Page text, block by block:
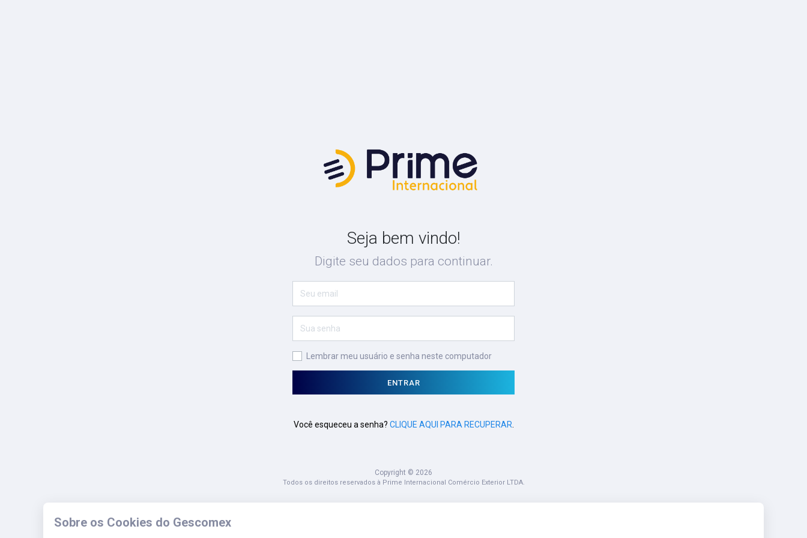
Seja bem vindo!
Digite seu dados para continuar.
Lembrar meu usuário e senha neste computador
ENTRAR
Você esqueceu a senha? CLIQUE AQUI PARA RECUPERAR.
Copyright © 2026
Todos os direitos reservados à Prime Internacional Comércio Exterior LTDA.
Sobre os Cookies do Gescomex